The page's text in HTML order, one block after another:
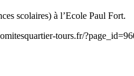
scolaires) à l’Ecole Paul Fort.
tours.fr/